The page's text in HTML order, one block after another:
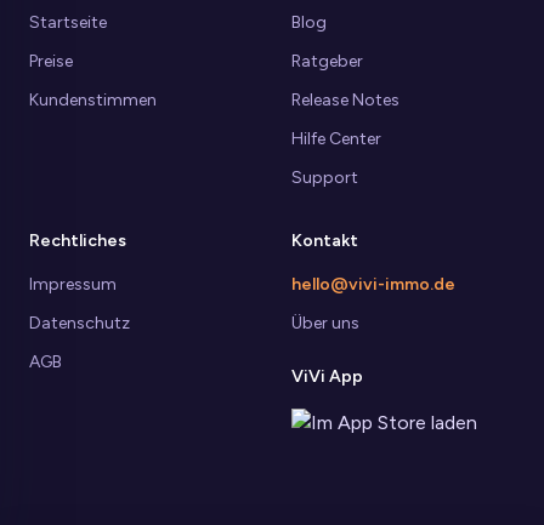
Startseite
Preise
Kundenstimmen
Blog
Ratgeber
Release Notes
Hilfe Center
Support
Rechtliches
Impressum
Datenschutz
AGB
Kontakt
hello@vivi-immo.de
Über uns
ViVi App